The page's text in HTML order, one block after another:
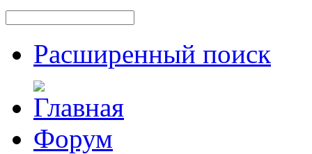
Расширенный поиск
Форум